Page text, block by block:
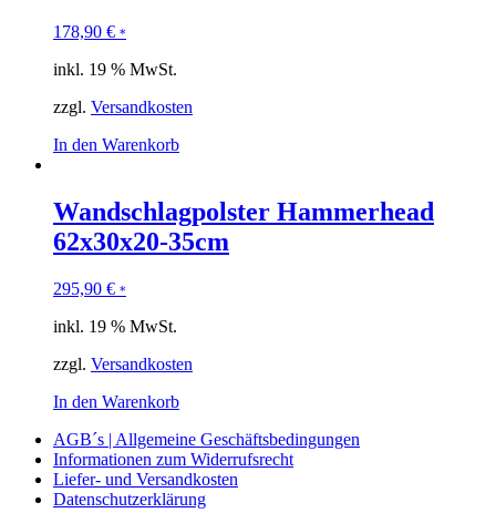
178,90 € *
inkl. 19 % MwSt.
zzgl. Versandkosten
In den Warenkorb
Wandschlagpolster Hammerhead
62x30x20-35cm
295,90 € *
inkl. 19 % MwSt.
zzgl. Versandkosten
In den Warenkorb
AGB´s | Allgemeine Geschäftsbedingungen
Informationen zum Widerrufsrecht
Liefer- und Versandkosten
Datenschutzerklärung